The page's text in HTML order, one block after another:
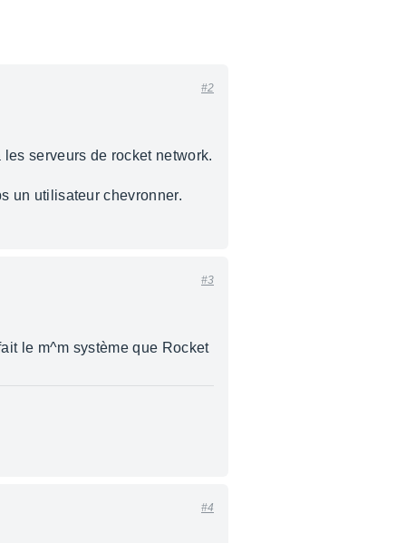
#2
serveurs de rocket network.
un utilisateur chevronner.
#3
le m^m système que Rocket
#4